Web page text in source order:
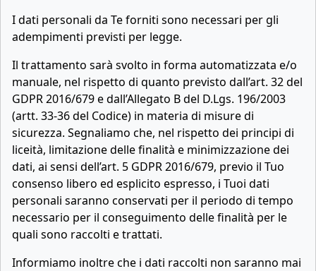
I dati personali da Te forniti sono necessari per gli
adempimenti previsti per legge.
Il trattamento sarà svolto in forma automatizzata e/o
manuale, nel rispetto di quanto previsto dall’art. 32 del
GDPR 2016/679 e dall’Allegato B del D.Lgs. 196/2003
(artt. 33-36 del Codice) in materia di misure di
sicurezza. Segnaliamo che, nel rispetto dei principi di
liceità, limitazione delle finalità e minimizzazione dei
dati, ai sensi dell’art. 5 GDPR 2016/679, previo il Tuo
consenso libero ed esplicito espresso, i Tuoi dati
personali saranno conservati per il periodo di tempo
necessario per il conseguimento delle finalità per le
quali sono raccolti e trattati.
Informiamo inoltre che i dati raccolti non saranno mai